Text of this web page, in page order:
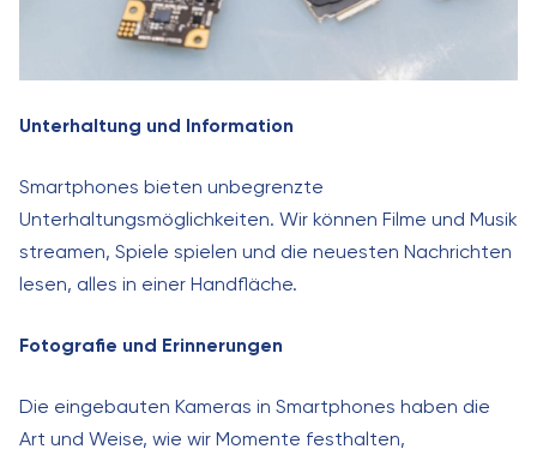
Unterhaltung und Information
Smartphones bieten unbegrenzte
Unterhaltungsmöglichkeiten. Wir können Filme und Musik
streamen, Spiele spielen und die neuesten Nachrichten
lesen, alles in einer Handfläche.
Fotografie und Erinnerungen
Die eingebauten Kameras in Smartphones haben die
Art und Weise, wie wir Momente festhalten,